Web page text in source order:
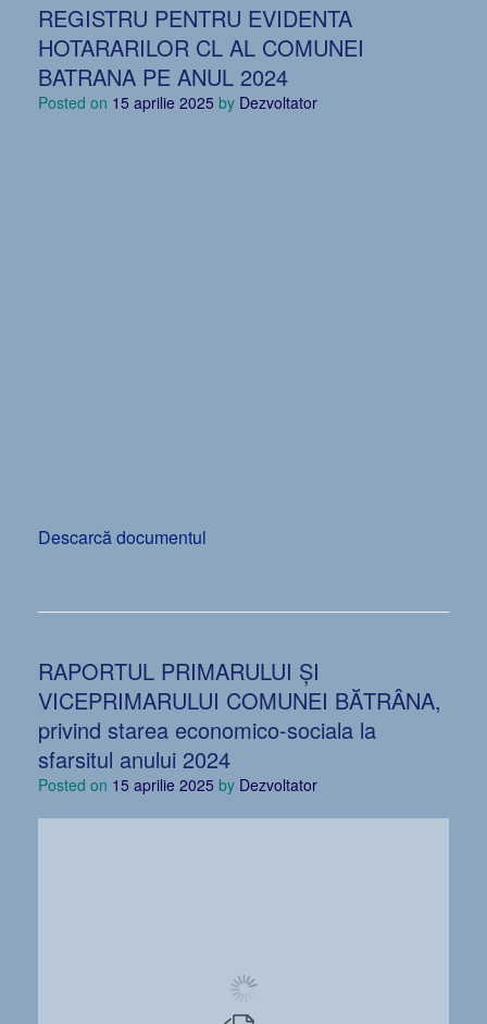
REGISTRU PENTRU EVIDENTA
HOTARARILOR CL AL COMUNEI
BATRANA PE ANUL 2024
Posted on 15 aprilie 2025 by Dezvoltator
Descarcă documentul
RAPORTUL PRIMARULUI ȘI
VICEPRIMARULUI COMUNEI BĂTRÂNA,
privind starea economico-sociala la
sfarsitul anului 2024
Posted on 15 aprilie 2025 by Dezvoltator